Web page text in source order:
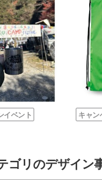
イベント キャン
ゴリのデザイン